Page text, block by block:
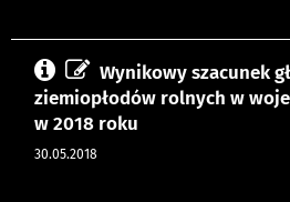
Wynikowy szacunek
ziemiopłodów rolnych w
w 2018 roku
30.05.2018